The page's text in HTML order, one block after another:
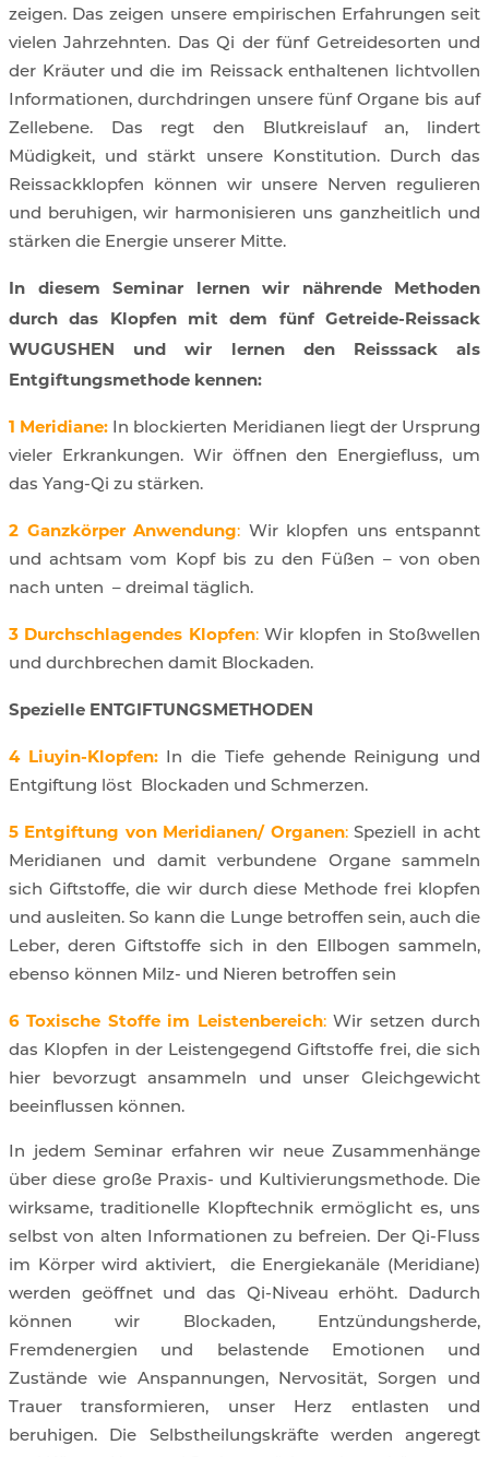
zeigen. Das zeigen unsere empirischen Erfahrungen seit
vielen Jahrzehnten. Das Qi der fünf Getreidesorten und
der Kräuter und die im Reissack enthaltenen lichtvollen
Informationen, durchdringen unsere fünf Organe bis auf
Zellebene. Das regt den Blutkreislauf an, lindert
Müdigkeit, und stärkt unsere Konstitution. Durch das
Reissackklopfen können wir unsere Nerven regulieren
und beruhigen, wir harmonisieren uns ganzheitlich und
stärken die Energie unserer Mitte.
In diesem Seminar lernen wir nährende Methoden
durch das Klopfen mit dem fünf Getreide-Reissack
WUGUSHEN und wir lernen den Reisssack als
Entgiftungsmethode kennen:
1 Meridiane: In blockierten Meridianen liegt der Ursprung
vieler Erkrankungen. Wir öffnen den Energiefluss, um
das Yang-Qi zu stärken.
2 Ganzkörper Anwendung: Wir klopfen uns entspannt
und achtsam vom Kopf bis zu den Füßen – von oben
nach unten – dreimal täglich.
3 Durchschlagendes Klopfen:Wir klopfen in Stoßwellen
und durchbrechen damit Blockaden.
Spezielle ENTGIFTUNGSMETHODEN
4 Liuyin-Klopfen: In die Tiefe gehende Reinigung und
Entgiftung löst Blockaden und Schmerzen.
5 Entgiftung von Meridianen/ Organen:Speziell in acht
Meridianen und damit verbundene Organe sammeln
sich Giftstoffe, die wir durch diese Methode frei klopfen
und ausleiten. So kann die Lunge betroffen sein, auch die
Leber, deren Giftstoffe sich in den Ellbogen sammeln,
ebenso können Milz- und Nieren betroffen sein
6 Toxische Stoffe im Leistenbereich:Wir setzen durch
das Klopfen in der Leistengegend Giftstoffe frei, die sich
hier bevorzugt ansammeln und unser Gleichgewicht
beeinflussen können.
In jedem Seminar erfahren wir neue Zusammenhänge
über diese große Praxis- und Kultivierungsmethode. Die
wirksame, traditionelle Klopftechnik ermöglicht es, uns
selbst von alten Informationen zu befreien. Der Qi-Fluss
im Körper wird aktiviert, die Energiekanäle (Meridiane)
werden geöffnet und das Qi-Niveau erhöht. Dadurch
können wir Blockaden, Entzündungsherde,
Fremdenergien und belastende Emotionen und
Zustände wie Anspannungen, Nervosität, Sorgen und
Trauer transformieren, unser Herz entlasten und
beruhigen. Die Selbstheilungskräfte werden angeregt